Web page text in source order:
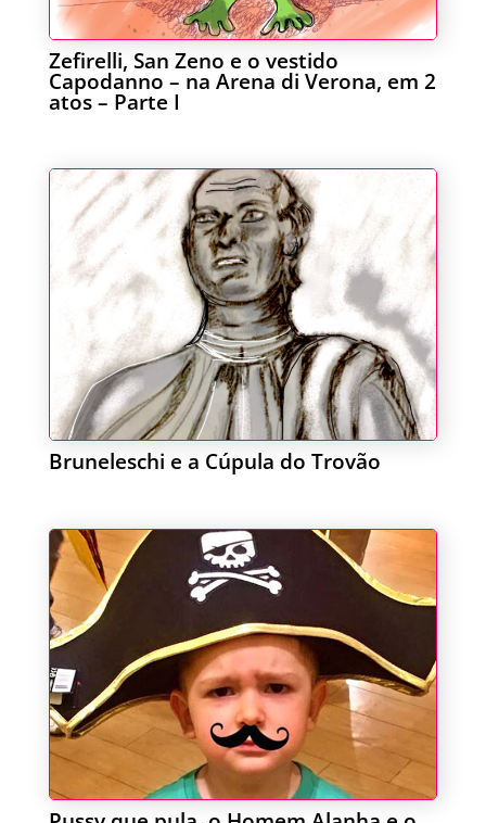
Zefirelli, San Zeno e o vestido
Capodanno – na Arena di Verona, em 2
atos – Parte I
Bruneleschi e a Cúpula do Trovão